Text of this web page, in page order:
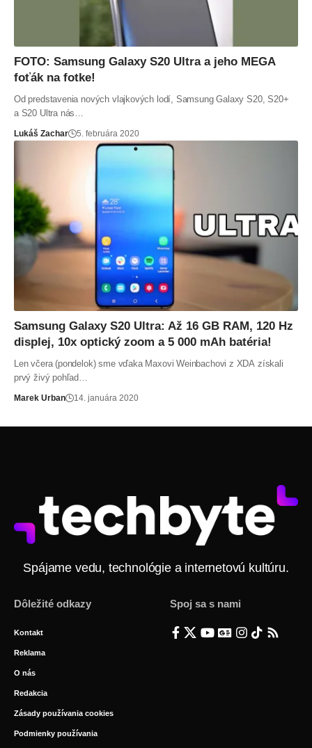
FOTO: Samsung Galaxy S20 Ultra a jeho MEGA
foťák na fotke!
Od predstavenia nových vlajkových lodí, Samsung Galaxy S20, S20+
a S20 Ultra nás…
Lukáš Zachar 5. februára 2020
Samsung Galaxy S20 Ultra: Až 16 GB RAM, 120 Hz
displej, 10x optický zoom a 5 000 mAh batéria!
Len včera (pondelok) sme vďaka Maxovi Weinbachovi z XDA získali
prvý živý pohľad…
Marek Urban 14. januára 2020
Spájame vedu, technológie a internetovú kultúru.
Dôležité odkazy
Kontakt
Reklama
O nás
Redakcia
Zásady používania cookies
Podmienky používania
Spoj sa s nami